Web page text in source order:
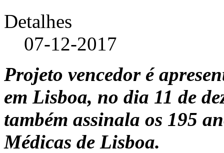
Detalhes
07-12-2017
Projeto vencedor é
em Lisboa, no dia 11 de
também assinala os 195
Médicas de Lisboa.